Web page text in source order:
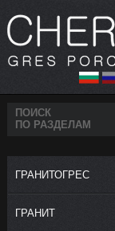
ПОИСК
ПО РАЗДЕЛАМ
ГРАНИТОГРЕС
ГРАНИТ